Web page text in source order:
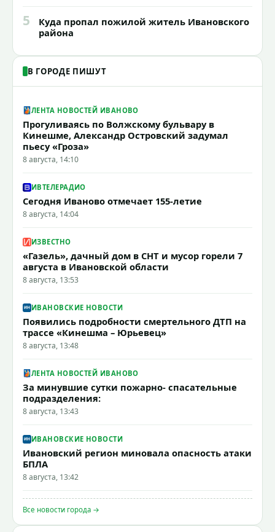
5
Куда пропал пожилой житель Ивановского
района
В ГОРОДЕ ПИШУТ
ЛЕНТА НОВОСТЕЙ ИВАНОВО
Прогуливаясь по Волжскому бульвару в
Кинешме, Александр Островский задумал
пьесу «Гроза»
8 августа, 14:10
ИВТЕЛЕРАДИО
Сегодня Иваново отмечает 155-летие
8 августа, 14:04
ИЗВЕСТНО
«Газель», дачный дом в СНТ и мусор горели 7
августа в Ивановской области
8 августа, 13:53
ИВАНОВСКИЕ НОВОСТИ
Появились подробности смертельного ДТП на
трассе «Кинешма – Юрьевец»
8 августа, 13:48
ЛЕНТА НОВОСТЕЙ ИВАНОВО
За минувшие сутки пожарно- спасательные
подразделения:
8 августа, 13:43
ИВАНОВСКИЕ НОВОСТИ
Ивановский регион миновала опасность атаки
БПЛА
8 августа, 13:42
Все новости города →